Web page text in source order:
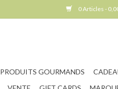
0 Articles -
PRODUITS GOURMANDS